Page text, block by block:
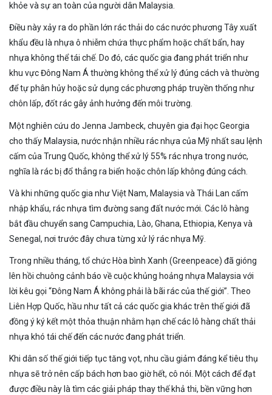
khỏe và sự an toàn của người dân Malaysia.
Điều này xảy ra do phần lớn rác thải do các nước phương Tây xuất
khẩu đều là nhựa ô nhiễm chứa thực phẩm hoặc chất bẩn, hay
nhựa không thể tái chế. Do đó, các quốc gia đang phát triển như
khu vực Đông Nam Á thường không thể xử lý đúng cách và thường
để tự phân hủy hoặc sử dụng các phương pháp truyền thống như
chôn lấp, đốt rác gây ảnh hưởng đến môi trường.
Một nghiên cứu do Jenna Jambeck, chuyên gia đại học Georgia
cho thấy Malaysia, nước nhận nhiều rác nhựa của Mỹ nhất sau lệnh
cấm của Trung Quốc, không thể xử lý 55% rác nhựa trong nước,
nghĩa là rác bị đổ thẳng ra biển hoặc chôn lấp không đúng cách.
Và khi những quốc gia như Việt Nam, Malaysia và Thái Lan cấm
nhập khẩu, rác nhựa tìm đường sang đất nước mới. Các lô hàng
bắt đầu chuyển sang Campuchia, Lào, Ghana, Ethiopia, Kenya và
Senegal, nơi trước đây chưa từng xử lý rác nhựa Mỹ.
Trong nhiều tháng, tổ chức Hòa bình Xanh (Greenpeace) đã gióng
lên hồi chuông cảnh báo về cuộc khủng hoảng nhựa Malaysia với
lời kêu gọi “Đông Nam Á không phải là bãi rác của thế giới”. Theo
Liên Hợp Quốc, hầu như tất cả các quốc gia khác trên thế giới đã
đồng ý ký kết một thỏa thuận nhằm hạn chế các lô hàng chất thải
nhựa khó tái chế đến các nước đang phát triển.
Khi dân số thế giới tiếp tục tăng vọt, nhu cầu giảm đáng kể tiêu thụ
nhựa sẽ trở nên cấp bách hơn bao giờ hết, cô nói. Một cách để đạt
được điều này là tìm các giải pháp thay thế khả thi, bền vững hơn